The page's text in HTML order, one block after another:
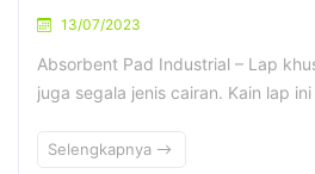
13/07/2023
Absorbent Pad Industrial – Lap
juga segala jenis cairan. Kain lap
Selengkapnya